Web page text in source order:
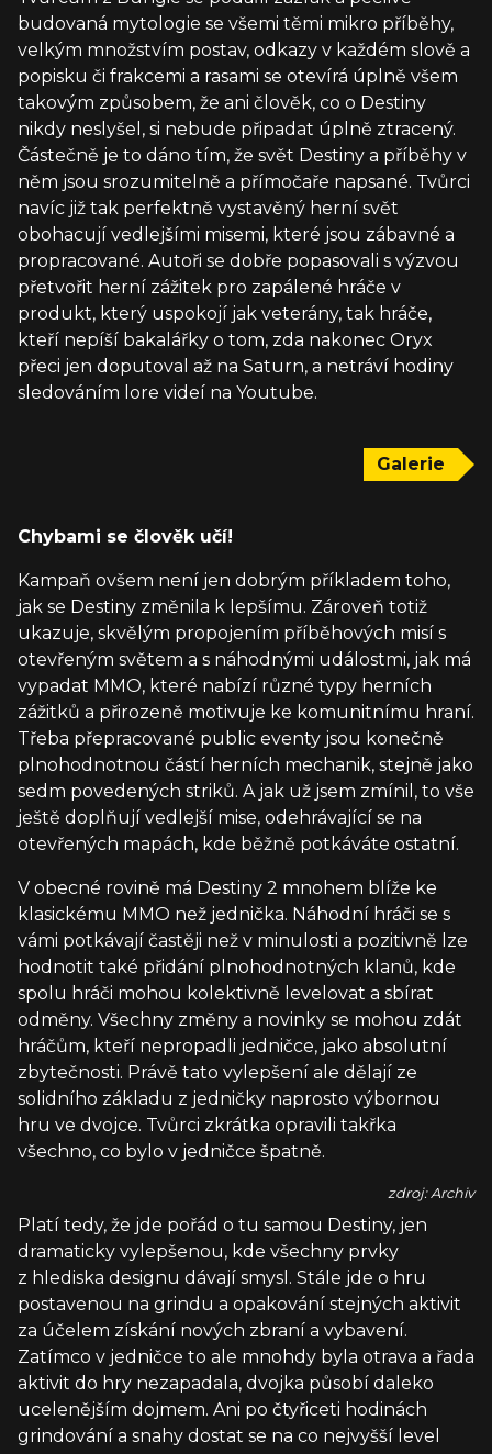
budovaná mytologie se všemi těmi mikro příběhy,
velkým množstvím postav, odkazy v každém slově a
popisku či frakcemi a rasami se otevírá úplně všem
takovým způsobem, že ani člověk, co o Destiny
nikdy neslyšel, si nebude připadat úplně ztracený.
Částečně je to dáno tím, že svět Destiny a příběhy v
něm jsou srozumitelně a přímočaře napsané. Tvůrci
navíc již tak perfektně vystavěný herní svět
obohacují vedlejšími misemi, které jsou zábavné a
propracované. Autoři se dobře popasovali s výzvou
přetvořit herní zážitek pro zapálené hráče v
produkt, který uspokojí jak veterány, tak hráče,
kteří nepíší bakalářky o tom, zda nakonec Oryx
přeci jen doputoval až na Saturn, a netráví hodiny
sledováním lore videí na Youtube.
Galerie
Chybami se člověk učí!
Kampaň ovšem není jen dobrým příkladem toho,
jak se Destiny změnila k lepšímu. Zároveň totiž
ukazuje, skvělým propojením příběhových misí s
otevřeným světem a s náhodnými událostmi, jak má
vypadat MMO, které nabízí různé typy herních
zážitků a přirozeně motivuje ke komunitnímu hraní.
Třeba přepracované public eventy jsou konečně
plnohodnotnou částí herních mechanik, stejně jako
sedm povedených striků. A jak už jsem zmínil, to vše
ještě doplňují vedlejší mise, odehrávající se na
otevřených mapách, kde běžně potkáváte ostatní.
V obecné rovině má Destiny 2 mnohem blíže ke
klasickému MMO než jednička. Náhodní hráči se s
vámi potkávají častěji než v minulosti a pozitivně lze
hodnotit také přidání plnohodnotných klanů, kde
spolu hráči mohou kolektivně levelovat a sbírat
odměny. Všechny změny a novinky se mohou zdát
hráčům, kteří nepropadli jedničce, jako absolutní
zbytečnosti. Právě tato vylepšení ale dělají ze
solidního základu z jedničky naprosto výbornou
hru ve dvojce. Tvůrci zkrátka opravili takřka
všechno, co bylo v jedničce špatně.
zdroj: Archiv
Platí tedy, že jde pořád o tu samou Destiny, jen
dramaticky vylepšenou, kde všechny prvky
z hlediska designu dávají smysl. Stále jde o hru
postavenou na grindu a opakování stejných aktivit
za účelem získání nových zbraní a vybavení.
Zatímco v jedničce to ale mnohdy byla otrava a řada
aktivit do hry nezapadala, dvojka působí daleko
ucelenějším dojmem. Ani po čtyřiceti hodinách
grindování a snahy dostat se na co nejvyšší level